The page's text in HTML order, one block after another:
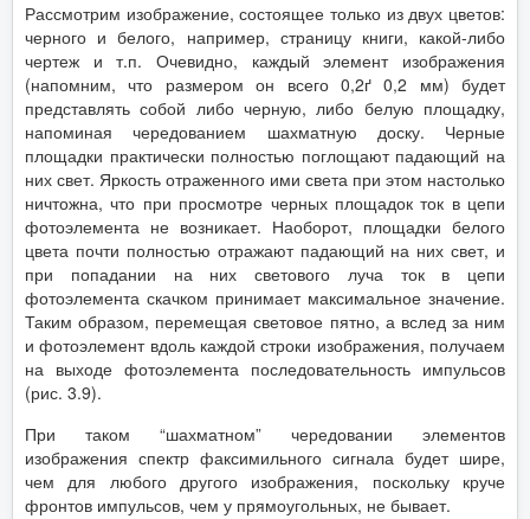
Рассмотрим изображение, состоящее только из двух цветов:
черного и белого, например, страницу книги, какой-либо
чертеж и т.п. Очевидно, каждый элемент изображения
(напомним, что размером он всего 0,2ґ 0,2 мм) будет
представлять собой либо черную, либо белую площадку,
напоминая чередованием шахматную доску. Черные
площадки практически полностью поглощают падающий на
них свет. Яркость отраженного ими света при этом настолько
ничтожна, что при просмотре черных площадок ток в цепи
фотоэлемента не возникает. Наоборот, площадки белого
цвета почти полностью отражают падающий на них свет, и
при попадании на них светового луча ток в цепи
фотоэлемента скачком принимает максимальное значение.
Таким образом, перемещая световое пятно, а вслед за ним
и фотоэлемент вдоль каждой строки изображения, получаем
на выходе фотоэлемента последовательность импульсов
(рис. 3.9).
При таком “шахматном” чередовании элементов
изображения спектр факсимильного сигнала будет шире,
чем для любого другого изображения, поскольку круче
фронтов импульсов, чем у прямоугольных, не бывает.